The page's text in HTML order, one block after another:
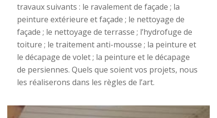
travaux suivants : le ravalement de façade ; la
peinture extérieure et façade ; le nettoyage de
façade ; le nettoyage de terrasse ; l’hydrofuge de
toiture ; le traitement anti-mousse ; la peinture et
le décapage de volet ; la peinture et le décapage
de persiennes. Quels que soient vos projets, nous
les réaliserons dans les règles de l’art.